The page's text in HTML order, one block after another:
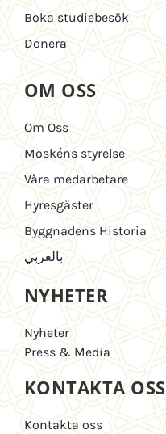
Boka studiebesök
Donera
OM OSS
Om Oss
Moskéns styrelse
Våra medarbetare
Hyresgäster
Byggnadens Historia
بالعربي
NYHETER
Nyheter
Press & Media
KONTAKTA OSS
Kontakta oss